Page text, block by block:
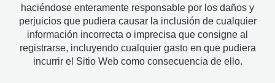
haciéndose enteramente responsable por los daños y
perjuicios que pudiera causar la inclusión de cualquier
información incorrecta o imprecisa que consigne al
registrarse, incluyendo cualquier gasto en que pudiera
incurrir el Sitio Web como consecuencia de ello.